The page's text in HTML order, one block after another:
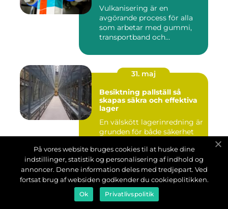
Vulkanisering är en
avgörande process för alla
som arbetar med gummi,
transportband och
31. maj
Besiktning pallställ så
skapas säkra och effektiva
lager
En välskött lagerinredning är
grunden för både säkerhet
verksamheter. Tunga...
På vores website bruges cookies til at huske dine
indstillinger, statistik og personalisering af indhold og
annoncer. Denne information deles med tredjepart. Ved
fortsat brug af websiden godkender du cookiepolitikken.
Ok Privatlivspolitik